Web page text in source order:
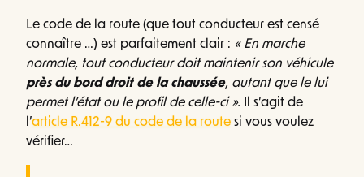
Le code de la route (que tout conducteur est censé
connaître …) est parfaitement clair : « En marche
normale, tout conducteur doit maintenir son véhicule
près du bord droit de la chaussée, autant que le lui
permet l’état ou le profil de celle-ci ».
Il s’agit de
l’article R.412-9 du code de la route si vous voulez
vérifier…